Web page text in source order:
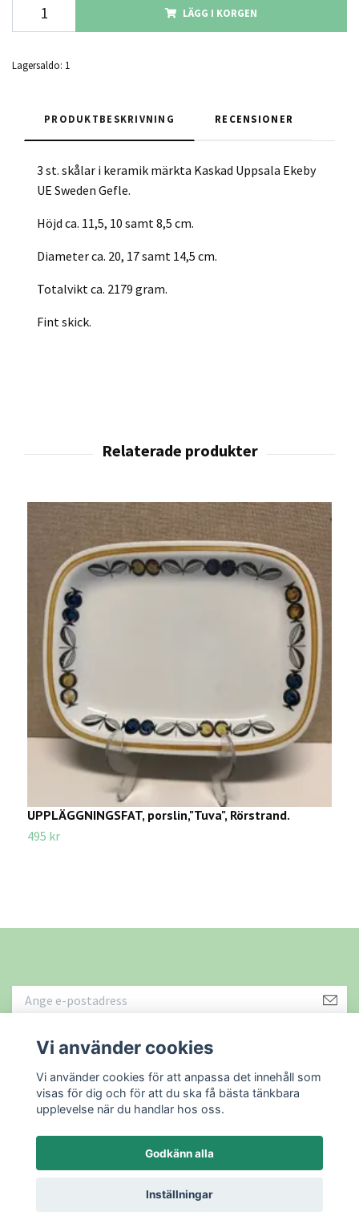
LÄGG I KORGEN
Lagersaldo: 1
PRODUKTBESKRIVNING RECENSIONER
3 st. skålar i keramik märkta Kaskad Uppsala Ekeby
UE Sweden Gefle.
Höjd ca. 11,5, 10 samt 8,5 cm.
Diameter ca. 20, 17 samt 14,5 cm.
Totalvikt ca. 2179 gram.
Fint skick.
UPPLÄGGNINGSFAT, porslin,"Tuva", Rörstrand.
495 kr
Läs mer
© 2026 Återbruket i Sundsvall ABPowered by Quickbutik
Vi använder cookies
Vi använder cookies för att anpassa det innehåll som
visas för dig och för att du ska få bästa tänkbara
upplevelse när du handlar hos oss.
Godkänn alla
Inställningar